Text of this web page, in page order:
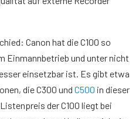
Canon hat die C100 so
Einmannbetrieb und unter nicht
einsetzbar ist. Es gibt etwa
die C300 und C500 in dieser
der C100 liegt bei